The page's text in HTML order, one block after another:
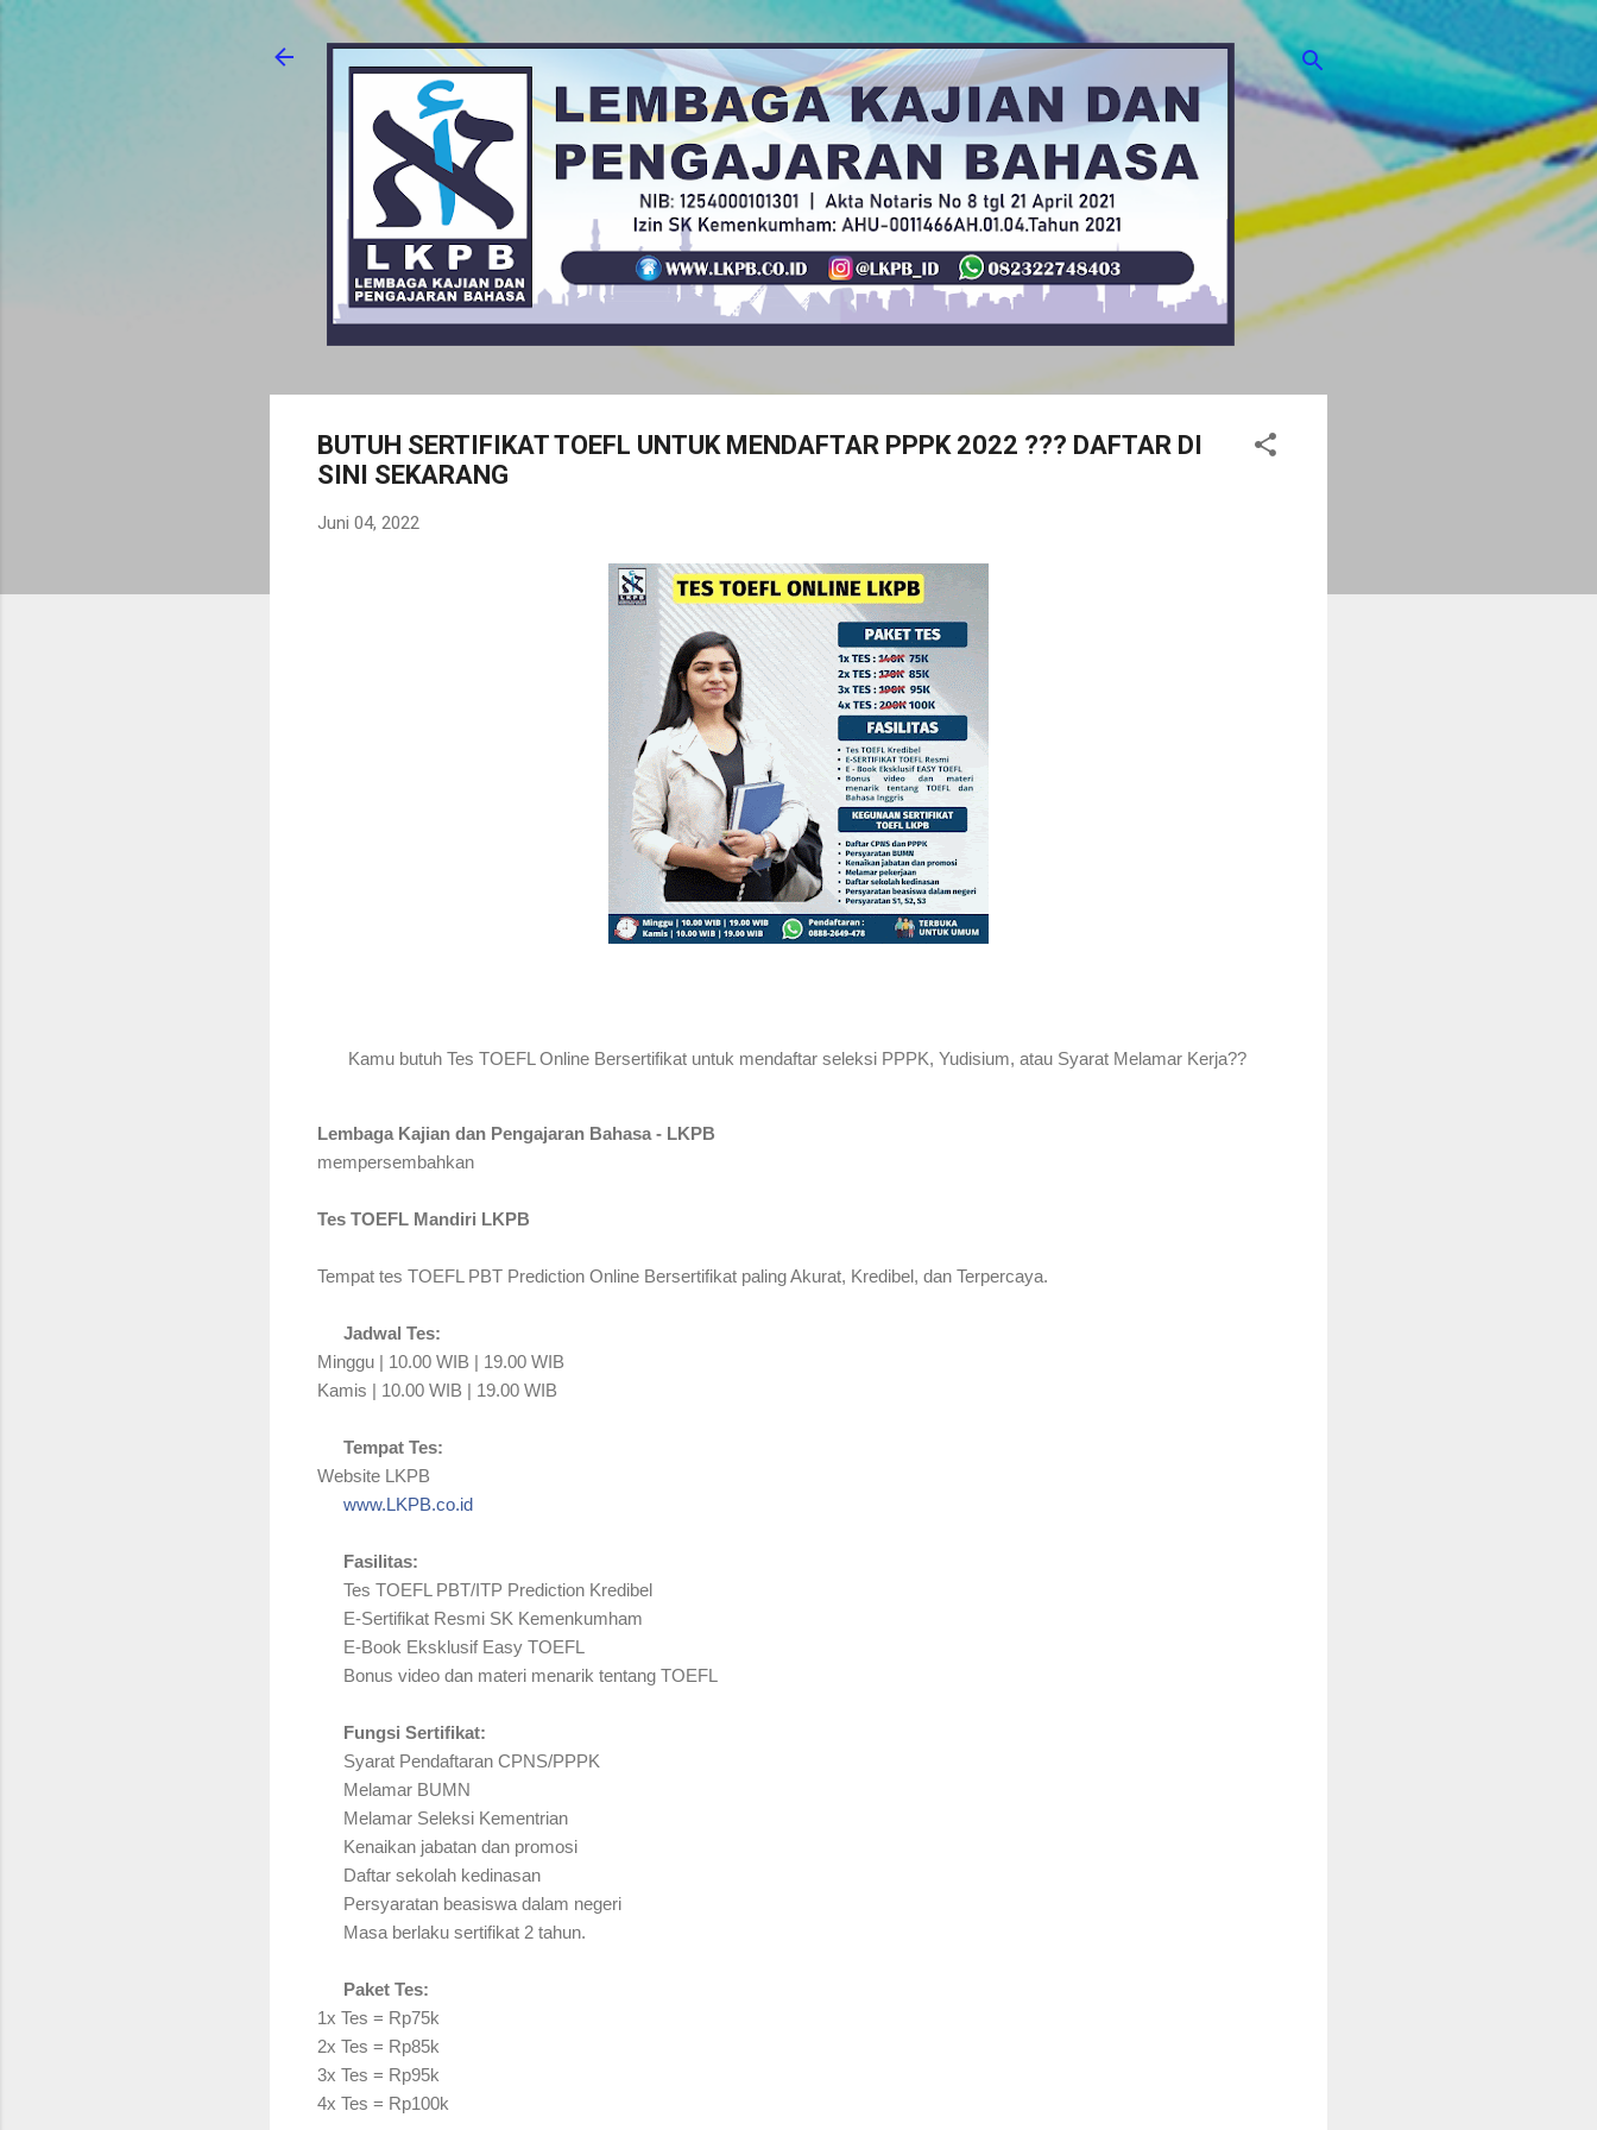
Langsung ke konten utama
BUTUH SERTIFIKAT TOEFL UNTUK MENDAFTAR PPPK 2022 ??? DAFTAR DI
SINI SEKARANG
Juni 04, 2022
🧑🏻‍💻
Kamu butuh Tes TOEFL Online Bersertifikat untuk mendaftar seleksi PPPK, Yudisium, atau Syarat Melamar Kerja??
Lembaga Kajian dan Pengajaran Bahasa - LKPB
mempersembahkan
Tes TOEFL Mandiri LKPB
Tempat tes TOEFL PBT Prediction Online Bersertifikat paling Akurat, Kredibel, dan Terpercaya.
Jadwal Tes:
Minggu | 10.00 WIB | 19.00 WIB
Kamis | 10.00 WIB | 19.00 WIB
Tempat Tes:
Website LKPB
www.LKPB.co.id
Fasilitas:
Tes TOEFL PBT/ITP Prediction Kredibel
E-Sertifikat Resmi SK Kemenkumham
E-Book Eksklusif Easy TOEFL
Bonus video dan materi menarik tentang TOEFL
Fungsi Sertifikat:
Syarat Pendaftaran CPNS/PPPK
Melamar BUMN
Melamar Seleksi Kementrian
Kenaikan jabatan dan promosi
Daftar sekolah kedinasan
Persyaratan beasiswa dalam negeri
Masa berlaku sertifikat 2 tahun.
Paket Tes:
1x Tes = Rp75k
2x Tes = Rp85k
3x Tes = Rp95k
4x Tes = Rp100k